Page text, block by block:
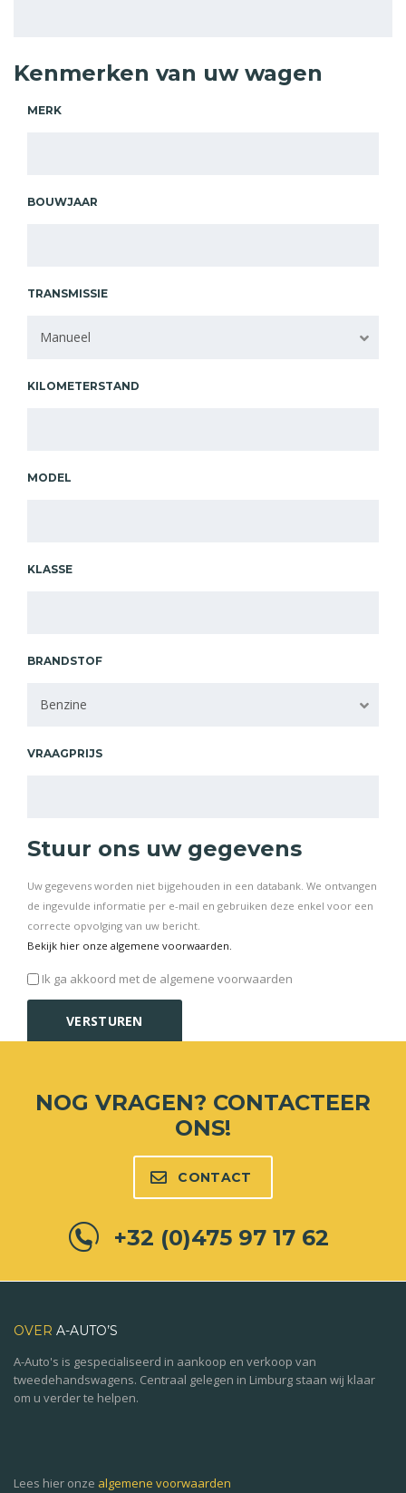
Kenmerken van uw wagen
MERK
BOUWJAAR
TRANSMISSIE
Manueel
KILOMETERSTAND
MODEL
KLASSE
BRANDSTOF
Benzine
VRAAGPRIJS
Stuur ons uw gegevens
Uw gegevens worden niet bijgehouden in een databank. We ontvangen
de ingevulde informatie per e-mail en gebruiken deze enkel voor een
correcte opvolging van uw bericht.
Bekijk hier onze algemene voorwaarden.
Ik ga akkoord met de algemene voorwaarden
NOG VRAGEN? CONTACTEER
ONS!
CONTACT
+32 (0)475 97 17 62
OVER A-AUTO’S
A-Auto's is gespecialiseerd in aankoop en verkoop van
tweedehandswagens. Centraal gelegen in Limburg staan wij klaar
om u verder te helpen.
Lees hier onze algemene voorwaarden